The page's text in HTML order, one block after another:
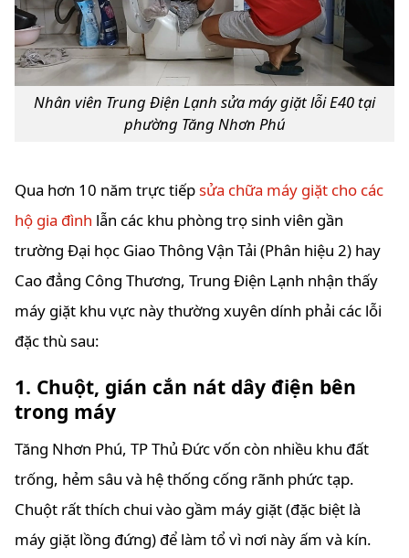
Nhân viên Trung Điện Lạnh sửa máy giặt lỗi E40 tại
phường Tăng Nhơn Phú
Qua hơn 10 năm trực tiếpsửa chữa máy giặt cho các
hộ gia đình lẫn các khu phòng trọ sinh viên gần
trường Đại học Giao Thông Vận Tải (Phân hiệu 2) hay
Cao đẳng Công Thương, Trung Điện Lạnh nhận thấy
máy giặt khu vực này thường xuyên dính phải các lỗi
đặc thù sau:
1. Chuột, gián cắn nát dây điện bên
trong máy
Tăng Nhơn Phú, TP Thủ Đức vốn còn nhiều khu đất
trống, hẻm sâu và hệ thống cống rãnh phức tạp.
Chuột rất thích chui vào gầm máy giặt (đặc biệt là
máy giặt lồng đứng) để làm tổ vì nơi này ấm và kín.